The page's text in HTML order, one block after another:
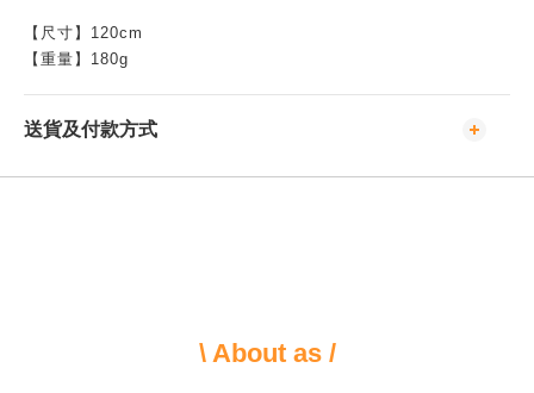
【尺寸】120cm
【重量】180g
送貨及付款方式
\ About as /